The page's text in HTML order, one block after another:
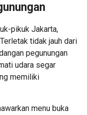
pikuk Jakarta,
tidak jauh dari
pegunungan
udara segar
memiliki
menu buka